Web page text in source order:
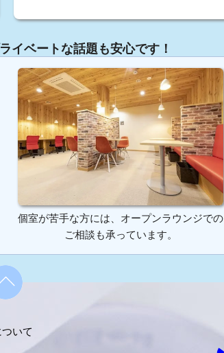
イベートな話題も安心です！
個室が苦手な方には、オープンラウンジでの
ご相談も承っています。
いて